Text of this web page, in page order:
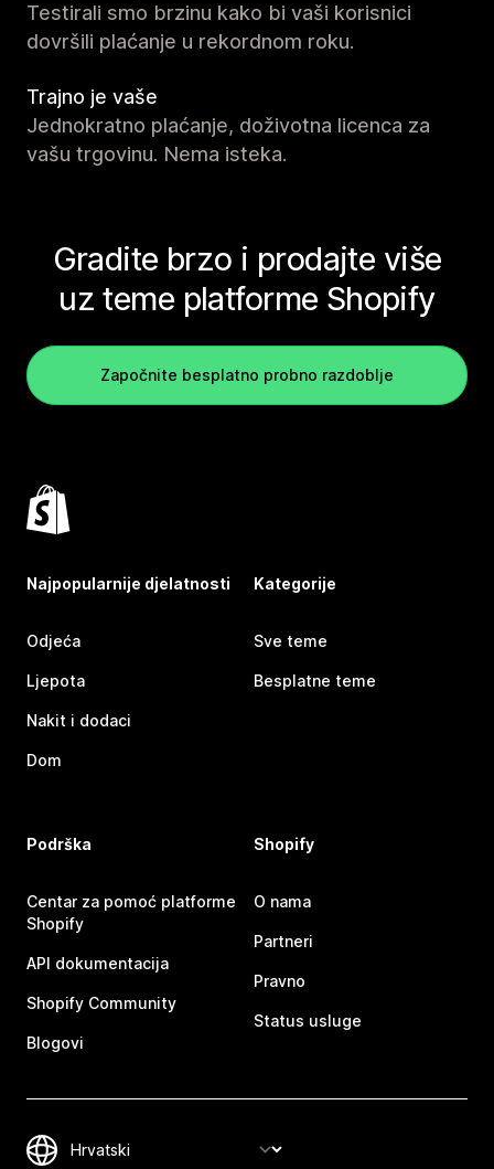
Testirali smo brzinu kako bi vaši korisnici
dovršili plaćanje u rekordnom roku.
Trajno je vaše
Jednokratno plaćanje, doživotna licenca za
vašu trgovinu. Nema isteka.
Gradite brzo i prodajte više
uz teme platforme Shopify
Započnite besplatno probno razdoblje
Najpopularnije djelatnosti
Odjeća
Ljepota
Nakit i dodaci
Dom
Kategorije
Sve teme
Besplatne teme
Podrška
Centar za pomoć platforme
Shopify
API dokumentacija
Shopify Community
Blogovi
Shopify
O nama
Partneri
Pravno
Status usluge